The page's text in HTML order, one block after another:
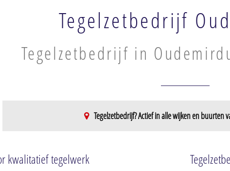
Tegelzetbedrijf
Tegelzetbedrijf in
Tegelzetbedrijf? Actief in alle wijken en buurten
kwalitatief tegelwerk